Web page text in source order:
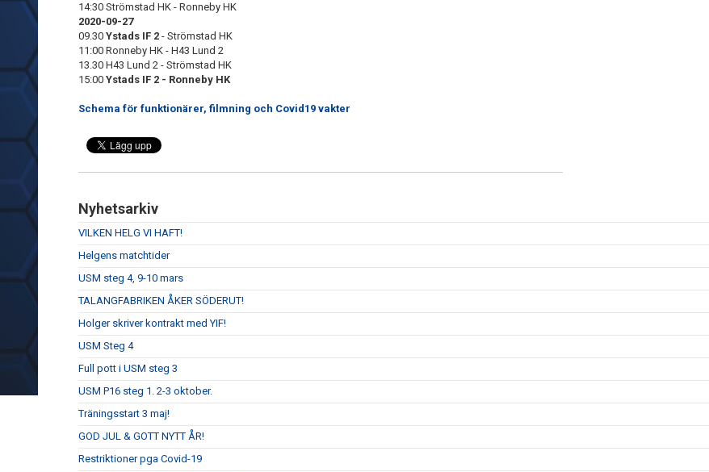
14:30 Strömstad HK - Ronneby HK
2020-09-27
09.30 Ystads IF 2 - Strömstad HK
11:00 Ronneby HK - H43 Lund 2
13.30 H43 Lund 2 - Strömstad HK
15:00 Ystads IF 2 - Ronneby HK
Schema för funktionärer, filmning och Covid19 vakter
Nyhetsarkiv
VILKEN HELG VI HAFT!
Helgens matchtider
USM steg 4, 9-10 mars
TALANGFABRIKEN ÅKER SÖDERUT!
Holger skriver kontrakt med YIF!
USM Steg 4
Full pott i USM steg 3
USM P16 steg 1. 2-3 oktober.
Träningsstart 3 maj!
GOD JUL & GOTT NYTT ÅR!
Restriktioner pga Covid-19